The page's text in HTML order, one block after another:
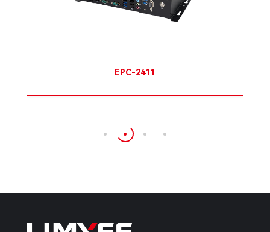
EPC-2411